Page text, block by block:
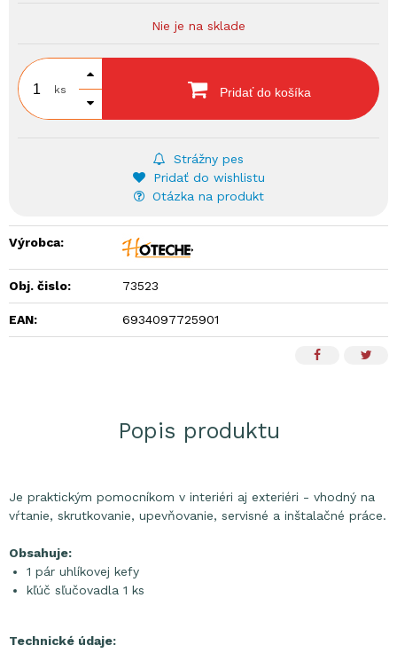
Nie je na sklade
ks Pridať do košíka
Strážny pes
Pridať do wishlistu
Otázka na produkt
Výrobca:
Obj. čislo: 73523
EAN: 6934097725901
Popis produktu
Je praktickým pomocníkom v interiéri aj exteriéri - vhodný na
vŕtanie, skrutkovanie, upevňovanie, servisné a inštalačné práce.
Obsahuje:
1 pár uhlíkovej kefy
kľúč sľučovadla 1 ks
Technické údaje: